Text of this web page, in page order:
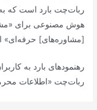
ربات‌چت بارد است که به
هوش مصنوعی برای
[مشاوره‌های] حرفه‌ای»
رهنمودهای بارد به
ربات‌چت «اطلاعات